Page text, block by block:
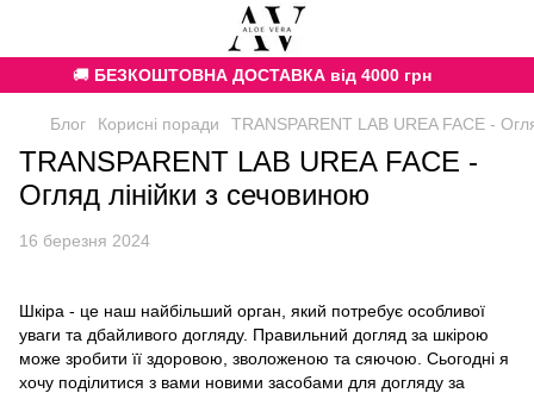
🚚 БЕЗКОШТОВНА ДОСТАВКА від 4000 грн
Блог Корисні поради TRANSPARENT LAB UREA FACE -
TRANSPARENT LAB UREA FACE -
Огляд лінійки з сечовиною
16 березня 2024
Шкіра - це наш найбільший орган, який потребує особливої
уваги та дбайливого догляду. Правильний догляд за шкірою
може зробити її здоровою, зволоженою та сяючою. Сьогодні я
хочу поділитися з вами новими засобами для догляду за